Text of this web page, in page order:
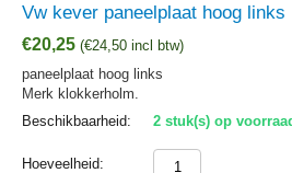
Vw kever paneelplaat hoog links
€20,25 (€24,50 incl btw)
paneelplaat hoog links
Merk klokkerholm.
Beschikbaarheid:
2 stuk(s) op
Hoeveelheid: